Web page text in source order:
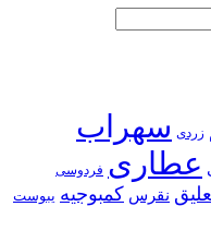
زردی سهراب
عطاری فردوسی
نقرس کمبوجیه یبوست